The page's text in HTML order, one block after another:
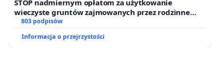
STOP nadmiernym opłatom za użytkowanie
wieczyste gruntów zajmowanych przez rodzinne
ogrody działkowe.
803 podpisów
Informacja o przejrzystości